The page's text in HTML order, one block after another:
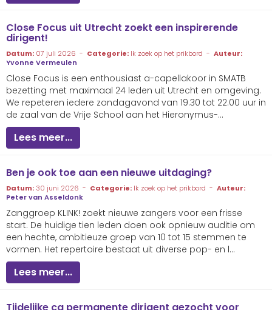
Close Focus uit Utrecht zoekt een inspirerende
dirigent!
Datum: 07 juli 2026 - Categorie: Ik zoek op het prikbord - Auteur:
Yvonne Vermeulen
Close Focus is een enthousiast a-capellakoor in SMATB
bezetting met maximaal 24 leden uit Utrecht en omgeving.
We repeteren iedere zondagavond van 19.30 tot 22.00 uur in
de zaal van de Vrije School aan het Hieronymus-...
Lees meer...
Ben je ook toe aan een nieuwe uitdaging?
Datum: 30 juni 2026 - Categorie: Ik zoek op het prikbord - Auteur:
Peter van Asseldonk
Zanggroep KLINK! zoekt nieuwe zangers voor een frisse
start. De huidige tien leden doen ook opnieuw auditie om
een hechte, ambitieuze groep van 10 tot 15 stemmen te
vormen. Het repertoire bestaat uit diverse pop- en l...
Lees meer...